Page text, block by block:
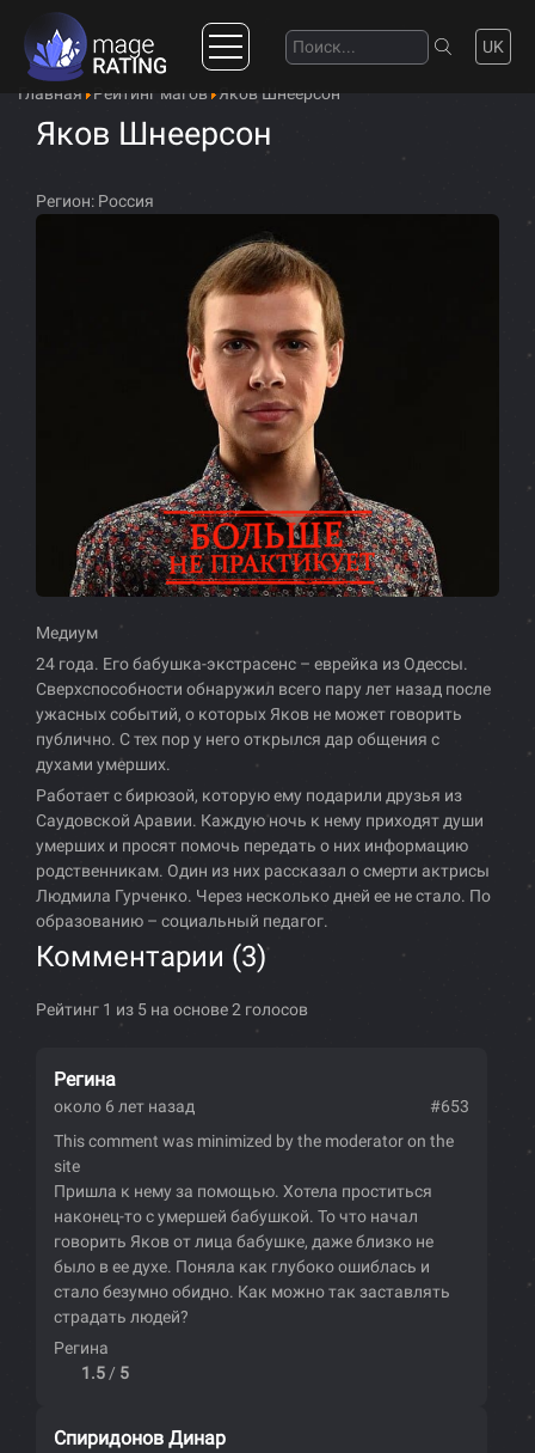
UK
Главная Рейтинг магов Яков Шнеерсон
Яков Шнеерсон
Регион: Россия
Медиум
24 года. Его бабушка-экстрасенс – еврейка из Одессы.
Сверхспособности обнаружил всего пару лет назад после
ужасных событий, о которых Яков не может говорить
публично. С тех пор у него открылся дар общения с
духами умерших.
Работает с бирюзой, которую ему подарили друзья из
Саудовской Аравии. Каждую ночь к нему приходят души
умерших и просят помочь передать о них информацию
родственникам. Один из них рассказал о смерти актрисы
Людмила Гурченко. Через несколько дней ее не стало. По
образованию – социальный педагог.
Комментарии (3)
Рейтинг 1 из 5 на основе 2 голосов
Регина
около 6 лет назад
#653
This comment was minimized by the moderator on the
site
Пришла к нему за помощью. Хотела проститься
наконец-то с умершей бабушкой. То что начал
говорить Яков от лица бабушке, даже близко не
было в ее духе. Поняла как глубоко ошиблась и
стало безумно обидно. Как можно так заставлять
страдать людей?
Регина
1.5 / 5
Спиридонов Динар